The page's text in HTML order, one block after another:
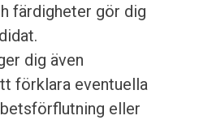
färdigheter gör dig
dig även
förklara eventuella
eller